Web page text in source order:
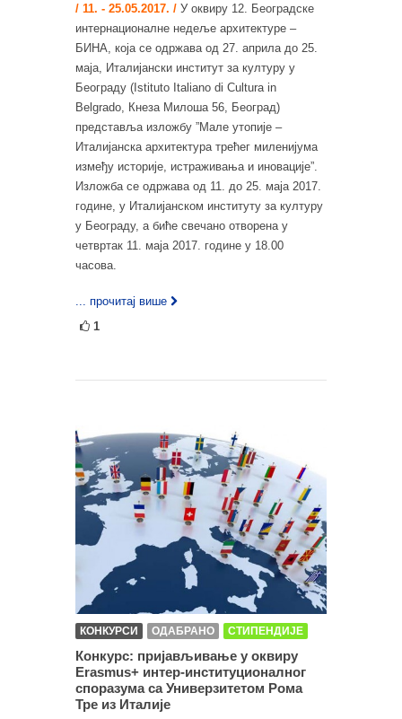
/ 11. - 25.05.2017. / У оквиру 12. Београдске
интернационалне недеље архитектуре –
БИНА, која се одржава од 27. априла до 25.
маја, Италијански институт за културу у
Београду (Istituto Italiano di Cultura in
Belgrado, Кнеза Милоша 56, Београд)
представља изложбу ”Мале утопије –
Италијанска архитектура трећег миленијума
између историје, истраживања и иновације”.
Изложба се одржава од 11. до 25. маја 2017.
године, у Италијанском институту за културу
у Београду, а биће свечано отворена у
четвртак 11. маја 2017. године у 18.00
часова.
... прочитај више
1
КОНКУРСИ ОДАБРАНО СТИПЕНДИЈЕ
Конкурс: пријављивање у оквиру
Erasmus+ интер-институционалног
споразума са Универзитетом Рома
Тре из Италије